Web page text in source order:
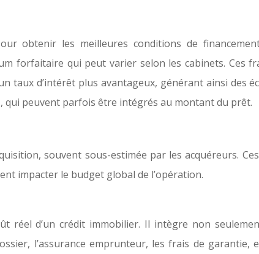
obtenir les meilleures conditions de
forfaitaire qui peut varier selon les cabinets. Ces
d’intérêt plus avantageux, générant ainsi des
qui peuvent parfois être intégrés au montant du prêt.
souvent sous-estimée par les acquéreurs.
impacter le budget global de l’opération.
réel d’un crédit immobilier. Il intègre non
l’assurance emprunteur, les frais de